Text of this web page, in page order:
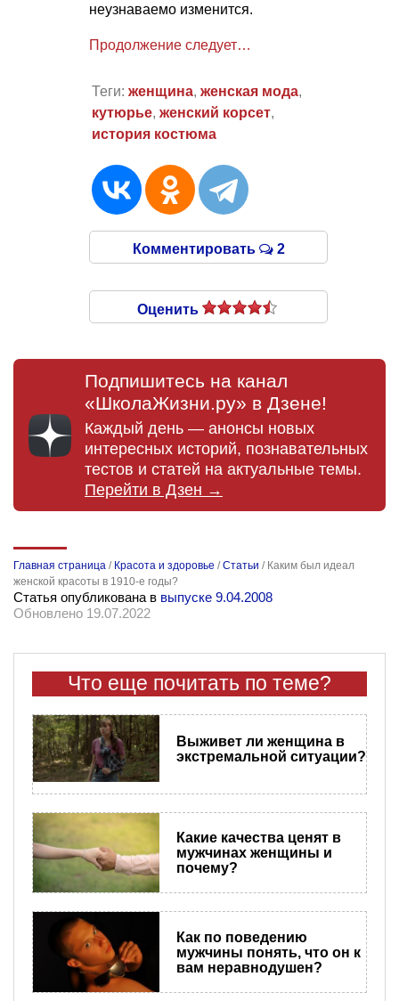
неузнаваемо изменится.
Продолжение следует…
Теги: женщина, женская мода,
кутюрье, женский корсет,
история костюма
Комментировать 2
Оценить
Подпишитесь на канал
«ШколаЖизни.ру» в Дзене!
Каждый день — анонсы новых
интересных историй, познавательных
тестов и статей на актуальные темы.
Перейти в Дзен →
Главная страница / Красота и здоровье /Статьи / Каким был идеал
женской красоты в 1910-е годы?
Статья опубликована в выпуске 9.04.2008
Обновлено 19.07.2022
Что еще почитать по теме?
Выживет ли женщина в
экстремальной ситуации?
Какие качества ценят в
мужчинах женщины и
почему?
Как по поведению
мужчины понять, что он к
вам неравнодушен?